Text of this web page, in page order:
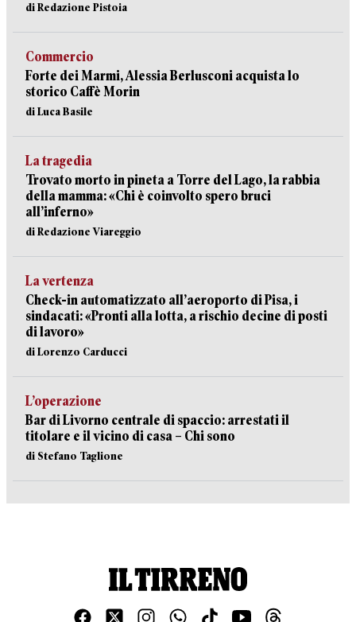
di Redazione Pistoia
Commercio
Forte dei Marmi, Alessia Berlusconi acquista lo
storico Caffè Morin
di Luca Basile
La tragedia
Trovato morto in pineta a Torre del Lago, la rabbia
della mamma: «Chi è coinvolto spero bruci
all’inferno»
di Redazione Viareggio
La vertenza
Check-in automatizzato all’aeroporto di Pisa, i
sindacati: «Pronti alla lotta, a rischio decine di posti
di lavoro»
di Lorenzo Carducci
L’operazione
Bar di Livorno centrale di spaccio: arrestati il
titolare e il vicino di casa – Chi sono
di Stefano Taglione